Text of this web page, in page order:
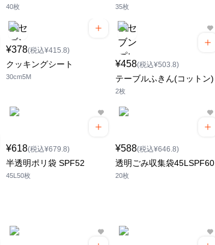
40枚 35枚
¥378(税込¥415.8)
クッキングシート
30cm5M
¥458(税込¥503.8)
テーブルふきん(コットン)
2枚
¥618(税込¥679.8)
半透明ポリ袋 SPF52
45L50枚
¥588(税込¥646.8)
透明ごみ収集袋45LSPF60
20枚